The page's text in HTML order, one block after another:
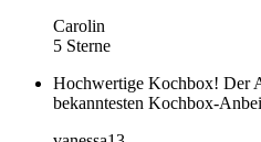
Carolin
5 Sterne
Hochwertige Kochbox! Der
bekanntesten Kochbox-